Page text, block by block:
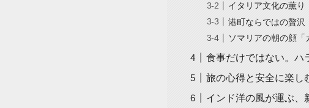
イタリア文化の薫り
港町ならではの贅沢
ソマリアの朝の顔「
食事だけではない。ハ
旅の心得と安全に楽し
インド洋の風が運ぶ、